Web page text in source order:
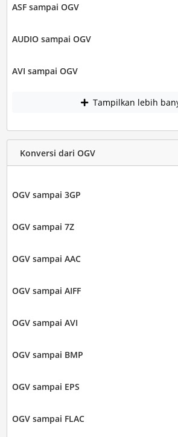
ASF sampai OGV
AUDIO sampai OGV
AVI sampai OGV
Tampilkan lebih
Konversi dari OGV
OGV sampai 3GP
OGV sampai 7Z
OGV sampai AAC
OGV sampai AIFF
OGV sampai AVI
OGV sampai BMP
OGV sampai EPS
OGV sampai FLAC